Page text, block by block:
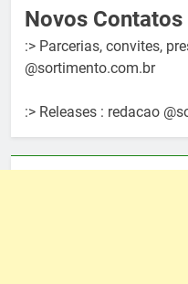
Novos Contatos
:> Parcerias, convites,
@sortimento.com.br
:> Releases : redacao